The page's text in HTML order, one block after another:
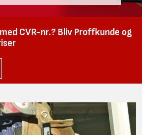
CVR-nr.? Bliv Proffkunde og